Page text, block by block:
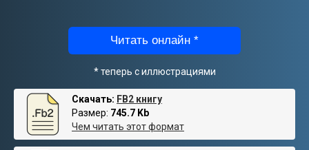
Читать онлайн *
* теперь с иллюстрациями
Скачать: FB2 книгу
Размер: 745.7 Kb
Чем читать этот формат